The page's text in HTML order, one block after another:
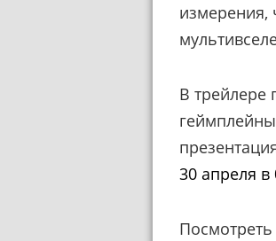
измерения,
В трейлере
30 апреля